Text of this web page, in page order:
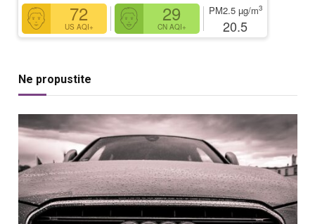
72
US AQI+
29
CN AQI+
PM2.5 µg/m3
20.5
Ne propustite